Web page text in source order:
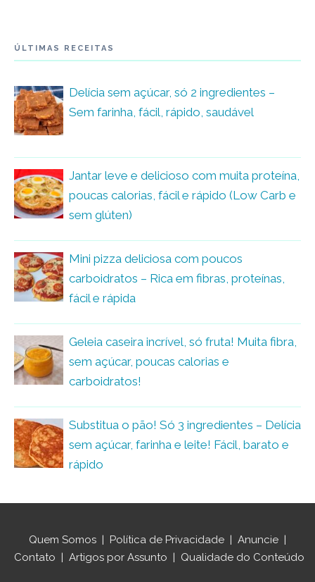
ÚLTIMAS RECEITAS
Delícia sem açúcar, só 2 ingredientes –
Sem farinha, fácil, rápido, saudável
Jantar leve e delicioso com muita proteína,
poucas calorias, fácil e rápido (Low Carb e
sem glúten)
Mini pizza deliciosa com poucos
carboidratos – Rica em fibras, proteínas,
fácil e rápida
Geleia caseira incrível, só fruta! Muita fibra,
sem açúcar, poucas calorias e
carboidratos!
Substitua o pão! Só 3 ingredientes – Delícia
sem açúcar, farinha e leite! Fácil, barato e
rápido
Quem Somos Política de Privacidade Anuncie
Contato
Artigos por Assunto Qualidade do Conteúdo